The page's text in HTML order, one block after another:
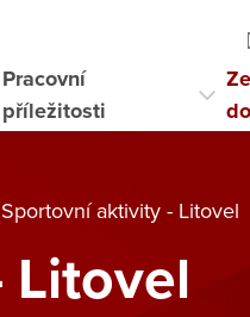
Pracovní
příležitosti
Sportovní aktivity - Litovel
Litovel